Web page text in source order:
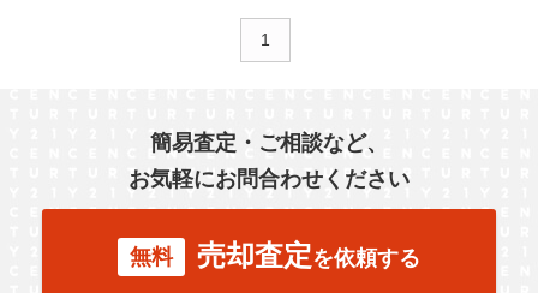
1
簡易査定・ご相談など、
お気軽にお問合わせください
無料 売却査定を依頼する